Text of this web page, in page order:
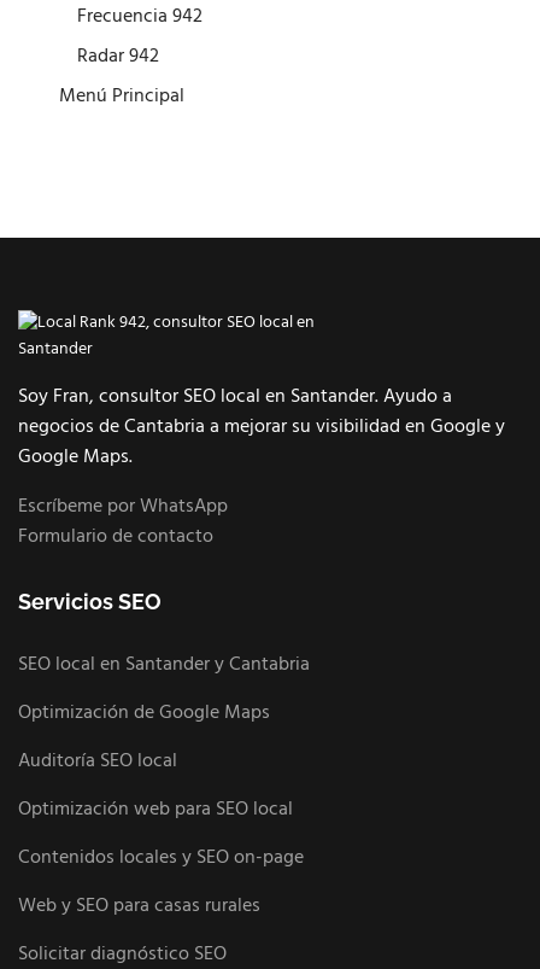
Frecuencia 942
Radar 942
Menú Principal
Soy Fran, consultor SEO local en Santander. Ayudo a
negocios de Cantabria a mejorar su visibilidad en Google y
Google Maps.
Escríbeme por WhatsApp
Formulario de contacto
Servicios SEO
SEO local en Santander y Cantabria
Optimización de Google Maps
Auditoría SEO local
Optimización web para SEO local
Contenidos locales y SEO on-page
Web y SEO para casas rurales
Solicitar diagnóstico SEO